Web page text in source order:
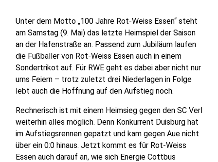
Unter dem Motto „100 Jahre Rot-Weiss Essen“ steht
am Samstag (9. Mai) das letzte Heimspiel der Saison
an der Hafenstraße an. Passend zum Jubiläum laufen
die Fußballer von Rot-Weiss Essen auch in einem
Sondertrikot auf. Für RWE geht es dabei aber nicht nur
ums Feiern – trotz zuletzt drei Niederlagen in Folge
lebt auch die Hoffnung auf den Aufstieg noch.
Rechnerisch ist mit einem Heimsieg gegen den SC Verl
weiterhin alles möglich. Denn Konkurrent Duisburg hat
im Aufstiegsrennen gepatzt und kam gegen Aue nicht
über ein 0:0 hinaus. Jetzt kommt es für Rot-Weiss
Essen auch darauf an, wie sich Energie Cottbus